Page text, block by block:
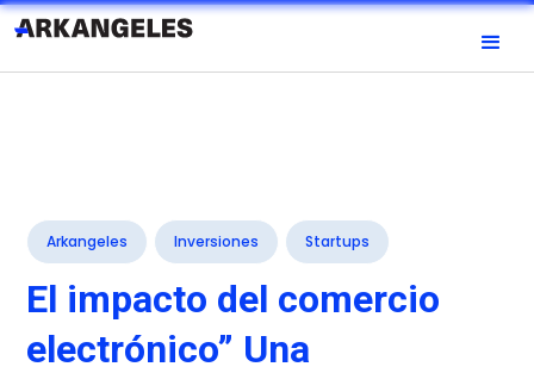
Arkangeles Inversiones Startups
El impacto del comercio
electrónico” Una